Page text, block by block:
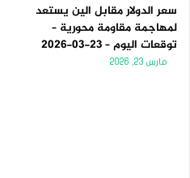
سعر الدولار مقابل الين يستعد
لمهاجمة مقاومة محورية –
توقعات اليوم – 23-03-2026
مارس 23, 2026